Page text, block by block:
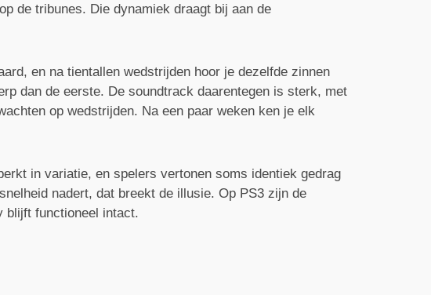
de tribunes. Die dynamiek draagt bij aan de
en na tientallen wedstrijden hoor je dezelfde zinnen
dan de eerste. De soundtrack daarentegen is sterk, met
op wedstrijden. Na een paar weken ken je elk
in variatie, en spelers vertonen soms identiek gedrag
nadert, dat breekt de illusie. Op PS3 zijn de
blijft functioneel intact.